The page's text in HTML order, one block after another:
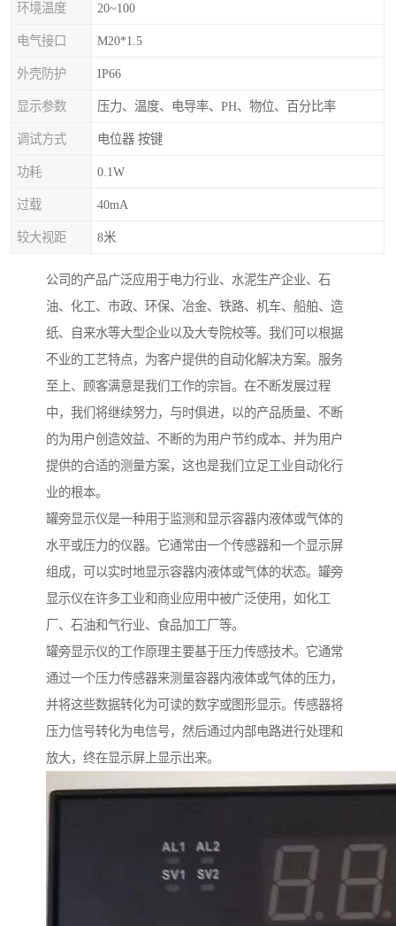
环境温度 20~100
电气接口 M20*1.5
外壳防护 IP66
显示参数 压力、温度、电导率、PH、物位、百分比率
调试方式 电位器 按键
功耗 0.1W
过载 40mA
较大视距 8米
公司的产品广泛应用于电力行业、水泥生产企业、石
油、化工、市政、环保、冶金、铁路、机车、船舶、造
纸、自来水等大型企业以及大专院校等。我们可以根据
不业的工艺特点，为客户提供的自动化解决方案。服务
至上、顾客满意是我们工作的宗旨。在不断发展过程
中，我们将继续努力，与时俱进，以的产品质量、不断
的为用户创造效益、不断的为用户节约成本、并为用户
提供的合适的测量方案，这也是我们立足工业自动化行
业的根本。
罐旁显示仪是一种用于监测和显示容器内液体或气体的
水平或压力的仪器。它通常由一个传感器和一个显示屏
组成，可以实时地显示容器内液体或气体的状态。罐旁
显示仪在许多工业和商业应用中被广泛使用，如化工
厂、石油和气行业、食品加工厂等。
罐旁显示仪的工作原理主要基于压力传感技术。它通常
通过一个压力传感器来测量容器内液体或气体的压力，
并将这些数据转化为可读的数字或图形显示。传感器将
压力信号转化为电信号，然后通过内部电路进行处理和
放大，终在显示屏上显示出来。